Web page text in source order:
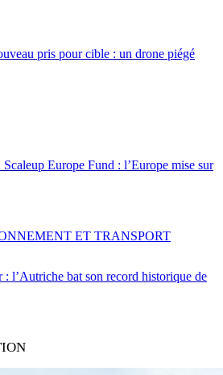
pris pour cible : un drone piégé
Europe Fund : l’Europe mise sur
: l’Autriche bat son record historique de
ET TRANSPORT